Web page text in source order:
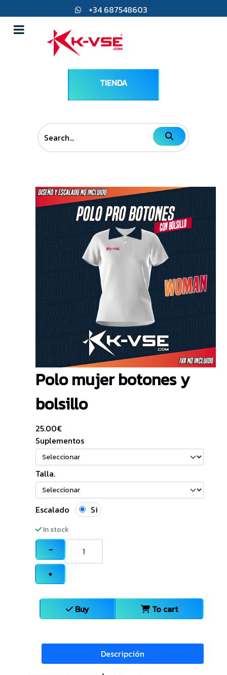
+34 687548603
45217 Ugena, Toledo
TIENDA
Search...
Polo mujer botones y
bolsillo
25.00€
Suplementos
Talla.
Escalado Si
In stock
−
+
Buy To cart
Descripción